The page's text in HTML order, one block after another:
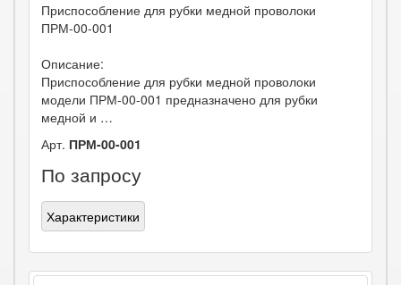
Приспособление для рубки медной проволоки
ПРМ-00-001
Описание:
Приспособление для рубки медной проволоки
модели ПРМ-00-001 предназначено для рубки
медной и …
Арт. ПРМ-00-001
По запросу
Характеристики